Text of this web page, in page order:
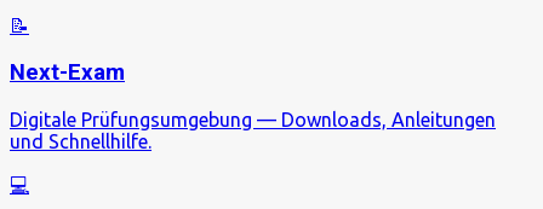
📝
Next-Exam
Digitale Prüfungsumgebung — Downloads, Anleitungen
und Schnellhilfe.
💻